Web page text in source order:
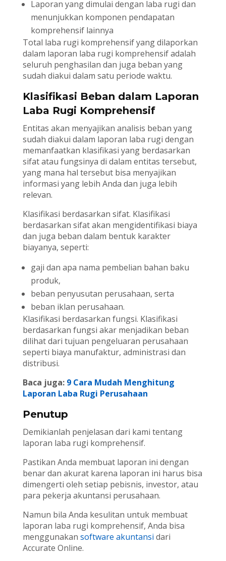
Laporan yang dimulai dengan laba rugi dan
menunjukkan komponen pendapatan
komprehensif lainnya
Total laba rugi komprehensif yang dilaporkan
dalam laporan laba rugi komprehensif adalah
seluruh penghasilan dan juga beban yang
sudah diakui dalam satu periode waktu.
Klasifikasi Beban dalam Laporan
Laba Rugi Komprehensif
Entitas akan menyajikan analisis beban yang
sudah diakui dalam laporan laba rugi dengan
memanfaatkan klasifikasi yang berdasarkan
sifat atau fungsinya di dalam entitas tersebut,
yang mana hal tersebut bisa menyajikan
informasi yang lebih Anda dan juga lebih
relevan.
Klasifikasi berdasarkan sifat. Klasifikasi
berdasarkan sifat akan mengidentifikasi biaya
dan juga beban dalam bentuk karakter
biayanya, seperti:
gaji dan apa nama pembelian bahan baku
produk,
beban penyusutan perusahaan, serta
beban iklan perusahaan.
Klasifikasi berdasarkan fungsi. Klasifikasi
berdasarkan fungsi akar menjadikan beban
dilihat dari tujuan pengeluaran perusahaan
seperti biaya manufaktur, administrasi dan
distribusi.
Baca juga: 9 Cara Mudah Menghitung
Laporan Laba Rugi Perusahaan
Penutup
Demikianlah penjelasan dari kami tentang
laporan laba rugi komprehensif.
Pastikan Anda membuat laporan ini dengan
benar dan akurat karena laporan ini harus bisa
dimengerti oleh setiap pebisnis, investor, atau
para pekerja akuntansi perusahaan.
Namun bila Anda kesulitan untuk membuat
laporan laba rugi komprehensif, Anda bisa
menggunakan software akuntansi dari
Accurate Online.